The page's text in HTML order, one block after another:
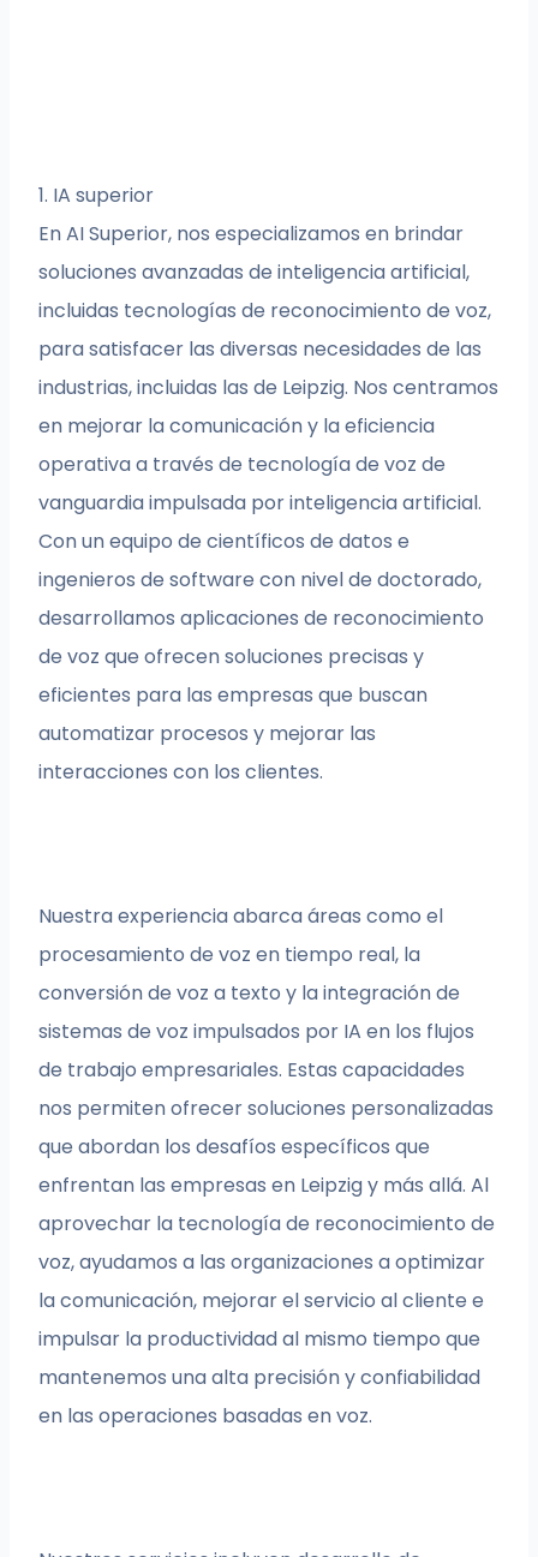
1. IA superior
En AI Superior, nos especializamos en brindar
soluciones avanzadas de inteligencia artificial,
incluidas tecnologías de reconocimiento de voz,
para satisfacer las diversas necesidades de las
industrias, incluidas las de Leipzig. Nos centramos
en mejorar la comunicación y la eficiencia
operativa a través de tecnología de voz de
vanguardia impulsada por inteligencia artificial.
Con un equipo de científicos de datos e
ingenieros de software con nivel de doctorado,
desarrollamos aplicaciones de reconocimiento
de voz que ofrecen soluciones precisas y
eficientes para las empresas que buscan
automatizar procesos y mejorar las
interacciones con los clientes.
Nuestra experiencia abarca áreas como el
procesamiento de voz en tiempo real, la
conversión de voz a texto y la integración de
sistemas de voz impulsados por IA en los flujos
de trabajo empresariales. Estas capacidades
nos permiten ofrecer soluciones personalizadas
que abordan los desafíos específicos que
enfrentan las empresas en Leipzig y más allá. Al
aprovechar la tecnología de reconocimiento de
voz, ayudamos a las organizaciones a optimizar
la comunicación, mejorar el servicio al cliente e
impulsar la productividad al mismo tiempo que
mantenemos una alta precisión y confiabilidad
en las operaciones basadas en voz.